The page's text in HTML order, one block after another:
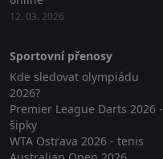
12. 03. 2026
Sportovní přenosy
Kde sledovat olympiádu
2026?
Premier League Darts 2026 -
šipky
WTA Ostrava 2026 - tenis